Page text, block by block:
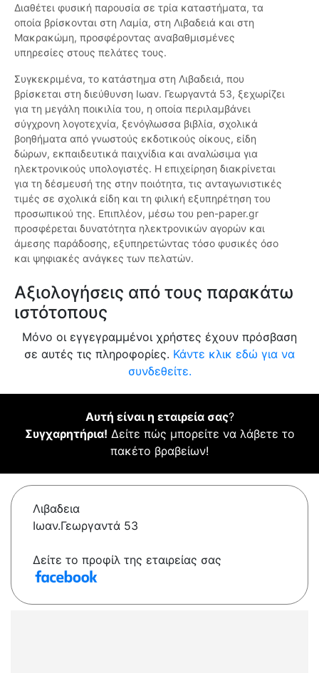
Διαθέτει φυσική παρουσία σε τρία καταστήματα, τα
οποία βρίσκονται στη Λαμία, στη Λιβαδειά και στη
Μακρακώμη, προσφέροντας αναβαθμισμένες
υπηρεσίες στους πελάτες τους.
Συγκεκριμένα, το κατάστημα στη Λιβαδειά, που
βρίσκεται στη διεύθυνση Ιωαν. Γεωργαντά 53, ξεχωρίζει
για τη μεγάλη ποικιλία του, η οποία περιλαμβάνει
σύγχρονη λογοτεχνία, ξενόγλωσσα βιβλία, σχολικά
βοηθήματα από γνωστούς εκδοτικούς οίκους, είδη
δώρων, εκπαιδευτικά παιχνίδια και αναλώσιμα για
ηλεκτρονικούς υπολογιστές. Η επιχείρηση διακρίνεται
για τη δέσμευσή της στην ποιότητα, τις ανταγωνιστικές
τιμές σε σχολικά είδη και τη φιλική εξυπηρέτηση του
προσωπικού της. Επιπλέον, μέσω του pen-paper.gr
προσφέρεται δυνατότητα ηλεκτρονικών αγορών και
άμεσης παράδοσης, εξυπηρετώντας τόσο φυσικές όσο
και ψηφιακές ανάγκες των πελατών.
Αξιολογήσεις από τους παρακάτω
ιστότοπους
Μόνο οι εγγεγραμμένοι χρήστες έχουν πρόσβαση
σε αυτές τις πληροφορίες. Κάντε κλικ εδώ για να
συνδεθείτε.
Αυτή είναι η εταιρεία σας?
Συγχαρητήρια! Δείτε πώς μπορείτε να λάβετε το
πακέτο βραβείων!
Λιβαδεια
Ιωαν.Γεωργαντά 53
Δείτε το προφίλ της εταιρείας σας